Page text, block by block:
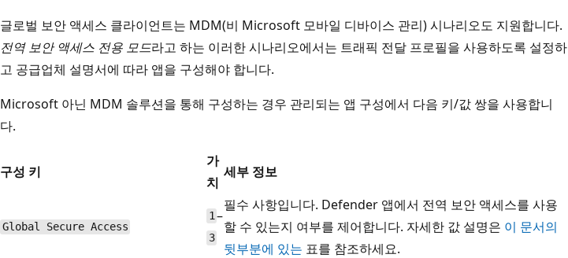
글로벌 보안 액세스 클라이언트는 MDM(비 Microsoft 모바일 디바이스 관리) 시나리오도 지원합니다.
전역 보안 액세스 전용 모드라고 하는 이러한 시나리오에서는 트래픽 전달 프로필을 사용하도록 설정하
고 공급업체 설명서에 따라 앱을 구성해야 합니다.
Microsoft 아닌 MDM 솔루션을 통해 구성하는 경우 관리되는 앱 구성에서 다음 키/값 쌍을 사용합니
다.
구성 키
가
치
세부 정보
Global Secure Access
1–
3
필수 사항입니다. Defender 앱에서 전역 보안 액세스를 사용
할 수 있는지 여부를 제어합니다. 자세한 값 설명은 이 문서의
뒷부분에 있는 표를 참조하세요.